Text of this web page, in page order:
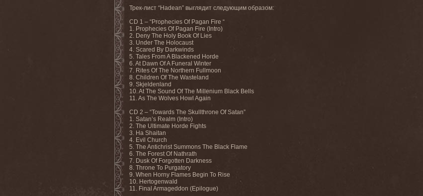
Трек-лист “Hadean” выглядит следующим образом:
CD 1 – “Prophecies Of Pagan Fire “
1. Prophecies Of Pagan Fire (Intro)
2. Deny The Holy Book Of Lies
3. Under The Holocaust
4. Scared By Darkwinds
5. Tales From A Blackened Horde
6. At Dawn Of A Funeral Winter
7. Rites Of The Northern Fullmoon
8. Children Of The Wasteland
9. Skjeldenland
10. At The Sound Of The Millenium Black Bells
11. As The Wolves Howl Again
CD 2 – “Towards The Skullthrone Of Satan”
1. Satan’s Realm (Intro)
2. The Ultimate Horde Fights
3. Ha Shaitan
4. Evil Church
5. The Antichrist Summons The Black Flame
6. The Forest Of Nathrath
7. Dusk Of Forgotten Darkness
8. Throne To Purgatory
9. When Horny Flames Begin To Rise
10. Hertogenwald
11. Final Armageddon (Epilogue)